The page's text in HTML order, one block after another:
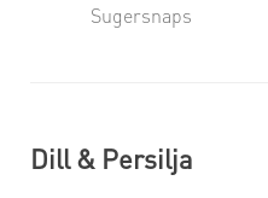
Sugersnaps
Dill & Persilja